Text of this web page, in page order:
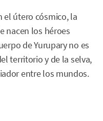
el útero cósmico, la
nacen los héroes
de Yurupary no es
territorio y de la selva,
entre los mundos.